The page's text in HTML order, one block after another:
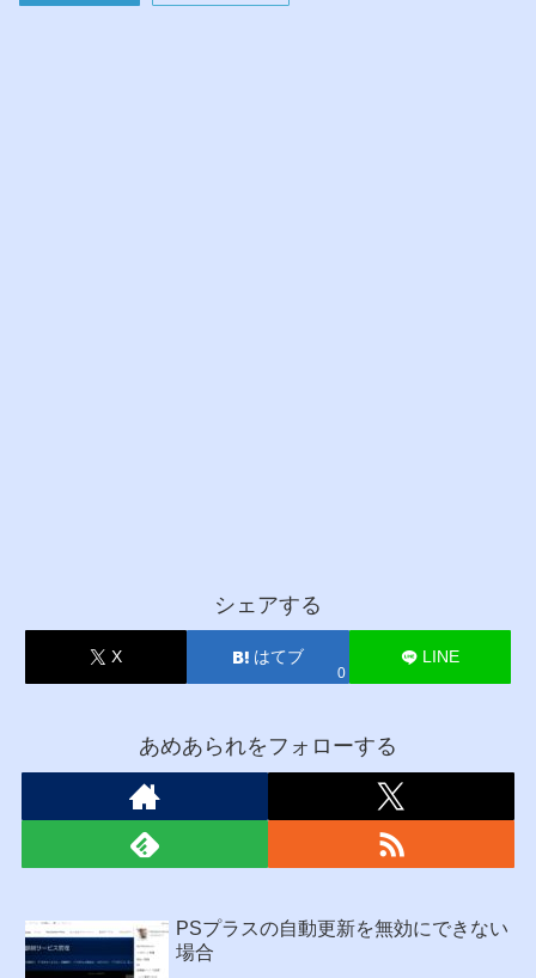
シェアする
X はてブ
0
LINE
あめあられをフォローする
PSプラスの自動更新を無効にできない
場合